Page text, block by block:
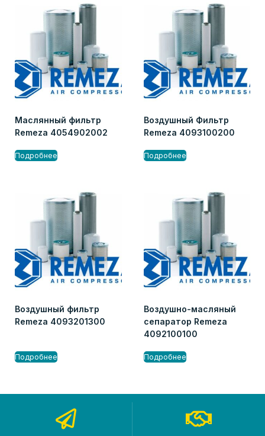
Маслянный фильтр
Remeza 4054902002
Подробнее
Воздушный Фильтр
Remeza 4093100200
Подробнее
Воздушный фильтр
Remeza 4093201300
Подробнее
Воздушно-масляный
сепаратор Remeza
4092100100
Подробнее